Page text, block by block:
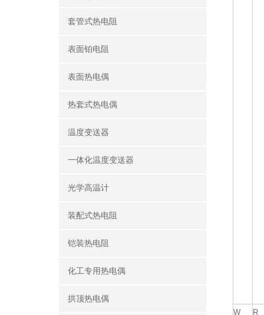
套管式热电阻
表面铂电阻
表面热电偶
热套式热电偶
温度变送器
一体化温度变送器
光学高温计
装配式热电阻
铠装热电阻
化工专用热电偶
拱顶热电偶
W R